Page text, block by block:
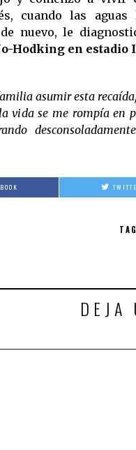
cuando las aguas
nuevo, le
Hodking en estadio
asumir esta
vida se me rompía en
DEJA